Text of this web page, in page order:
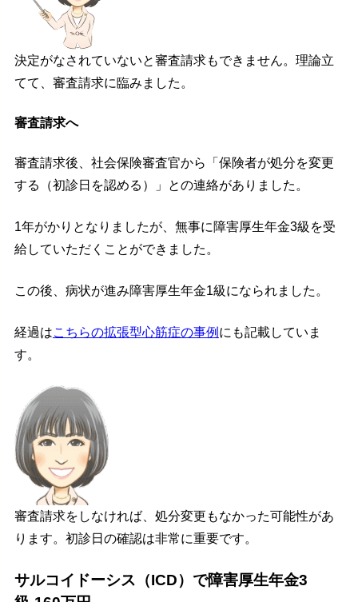
決定がなされていないと審査請求もできません。理論立
てて、審査請求に臨みました。
審査請求へ
審査請求後、社会保険審査官から「保険者が処分を変更
する（初診日を認める）」との連絡がありました。
1年がかりとなりましたが、無事に障害厚生年金3級を受
給していただくことができました。
この後、病状が進み障害厚生年金1級になられました。
経過はこちらの拡張型心筋症の事例 にも記載していま
す。
審査請求をしなければ、処分変更もなかった可能性があ
ります。初診日の確認は非常に重要です。
サルコイドーシス（ICD）で障害厚生年金3